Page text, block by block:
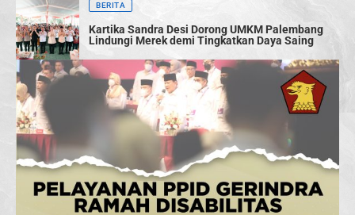
BERITA
Kartika Sandra Desi Dorong UMKM Palembang
Lindungi Merek demi Tingkatkan Daya Saing